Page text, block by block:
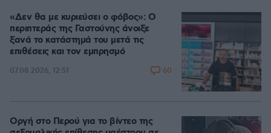
«Δεν θα με κυριεύσει ο φόβος»: Ο
περιπτεράς της Γαστούνης άνοιξε
ξανά το κατάστημά του μετά τις
επιθέσεις και τον εμπρησμό
07.08.2026, 12:51 60
Οργή στο Περού για το βίντεο της